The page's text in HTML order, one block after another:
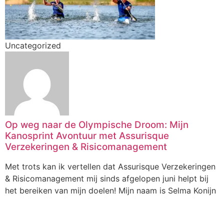
Uncategorized
Op weg naar de Olympische Droom: Mijn
Kanosprint Avontuur met Assurisque
Verzekeringen & Risicomanagement
Met trots kan ik vertellen dat Assurisque Verzekeringen
& Risicomanagement mij sinds afgelopen juni helpt bij
het bereiken van mijn doelen! Mijn naam is Selma Konijn